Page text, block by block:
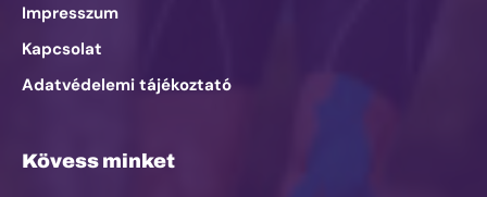
Impresszum
Kapcsolat
Adatvédelemi tájékoztató
Kövess minket